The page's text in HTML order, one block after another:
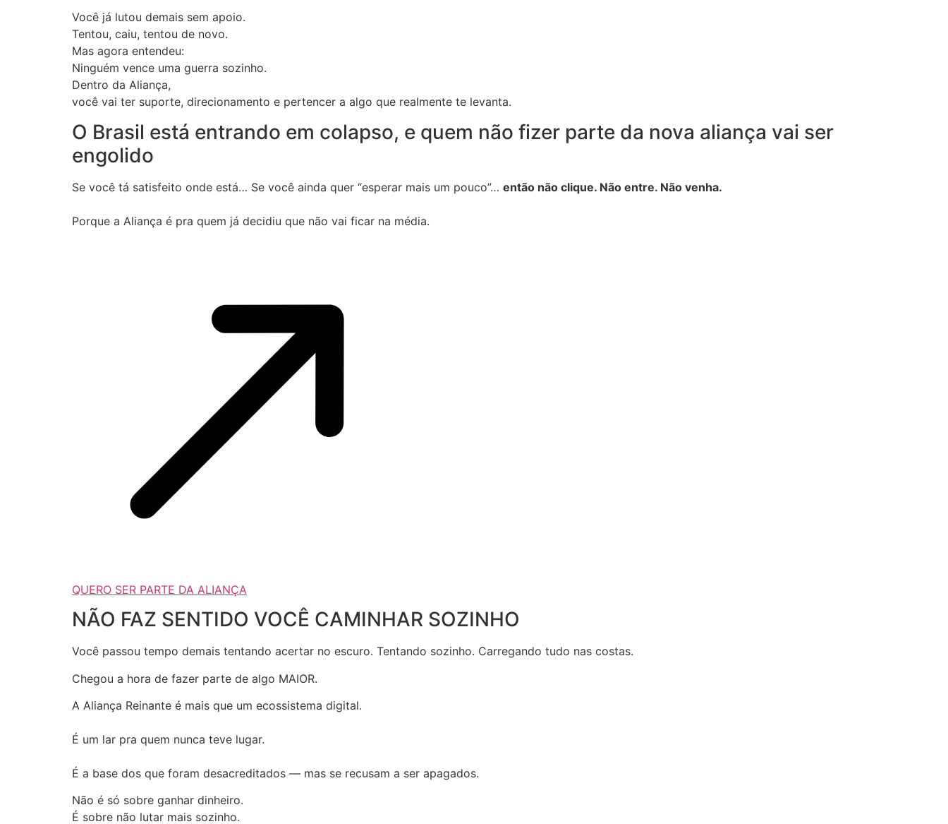
Você já lutou demais sem apoio.
Tentou, caiu, tentou de novo.
Mas agora entendeu:
Ninguém vence uma guerra sozinho.
Dentro da Aliança,
você vai ter suporte, direcionamento e pertencer a algo que realmente te levanta.
O Brasil está entrando em colapso, e quem não fizer parte da nova aliança vai ser
engolido
Se você tá satisfeito onde está… Se você ainda quer “esperar mais um pouco”… então não clique. Não entre. Não venha.
Porque a Aliança é pra quem já decidiu que não vai ficar na média.
QUERO SER PARTE DA ALIANÇA
NÃO FAZ SENTIDO VOCÊ CAMINHAR SOZINHO
Você passou tempo demais tentando acertar no escuro. Tentando sozinho. Carregando tudo nas costas.
Chegou a hora de fazer parte de algo MAIOR.
A Aliança Reinante é mais que um ecossistema digital.
É um lar pra quem nunca teve lugar.
É a base dos que foram desacreditados — mas se recusam a ser apagados.
​​Não é só sobre ganhar dinheiro.
É sobre não lutar mais sozinho.